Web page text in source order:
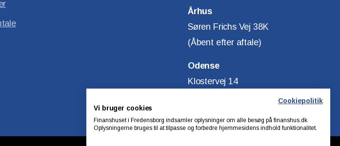
Århus
Søren Frichs Vej 38K
(Åbent efter aftale)
Odense
Klostervej 14
Cookiepolitik
Vi bruger cookies
Finanshuset i Fredensborg indsamler oplysninger om alle besøg på finanshus.dk.
Oplysningerne bruges til at tilpasse og forbedre hjemmesidens indhold funktionalitet.